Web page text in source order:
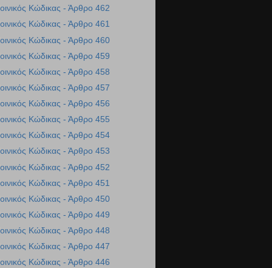
Κώδικας - Άρθρο 462
Κώδικας - Άρθρο 461
Κώδικας - Άρθρο 460
Κώδικας - Άρθρο 459
Κώδικας - Άρθρο 458
Κώδικας - Άρθρο 457
Κώδικας - Άρθρο 456
Κώδικας - Άρθρο 455
Κώδικας - Άρθρο 454
Κώδικας - Άρθρο 453
Κώδικας - Άρθρο 452
Κώδικας - Άρθρο 451
Κώδικας - Άρθρο 450
Κώδικας - Άρθρο 449
Κώδικας - Άρθρο 448
Κώδικας - Άρθρο 447
Κώδικας - Άρθρο 446